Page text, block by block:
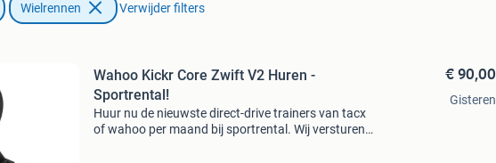
Wielrennen Verwijder filters
Wahoo Kickr Core Zwift V2 Huren -
Sportrental!
Huur nu de nieuwste direct-drive trainers van tacx
of wahoo per maand bij sportrental. Wij versturen
€ 90,00
Gisteren